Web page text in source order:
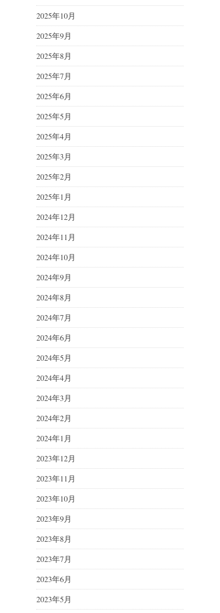
2025年10月
2025年9月
2025年8月
2025年7月
2025年6月
2025年5月
2025年4月
2025年3月
2025年2月
2025年1月
2024年12月
2024年11月
2024年10月
2024年9月
2024年8月
2024年7月
2024年6月
2024年5月
2024年4月
2024年3月
2024年2月
2024年1月
2023年12月
2023年11月
2023年10月
2023年9月
2023年8月
2023年7月
2023年6月
2023年5月